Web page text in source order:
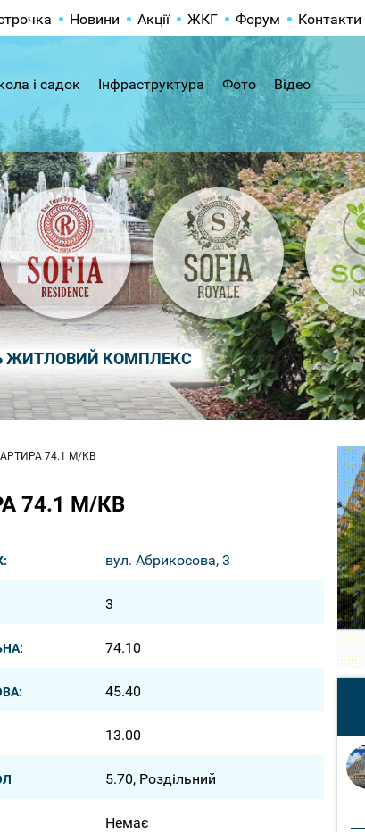
ЖИТЛОВИЙ КОМПЛЕКС
Новини Акції ЖКГ Форум Контакти
і садок Інфраструктура Фото Відео
74.1 М/КВ
74.1 М/КВ
вул. Абрикосова, 3
3
74.10
45.40
13.00
5.70, Роздільний
Немає